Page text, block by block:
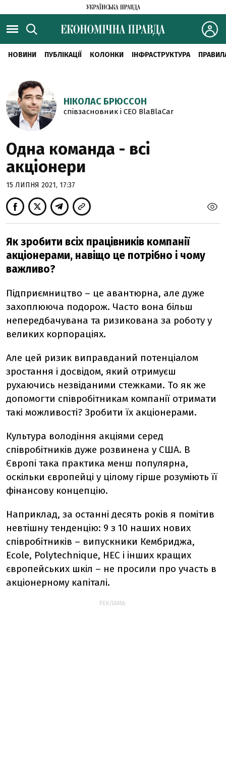
НОВИНИ ПУБЛІКАЦІЇ КОЛОНКИ ІНФРАСТРУКТУРА
НІКОЛАС БРЮССОН
співзасновник і CEO BlaBlaCar
Одна команда - всі
акціонери
15 ЛИПНЯ 2021, 17:37
Як зробити всіх працівників компанії
акціонерами, навіщо це потрібно і чому
важливо?
Підприємництво – це авантюрна, але дуже
захоплююча подорож. Часто вона більш
непередбачувана та ризикована за роботу у
великих корпораціях.
Але цей ризик виправданий потенціалом
зростання і досвідом, який отримуєш
рухаючись незвіданими стежками. То як же
допомогти співробітникам компанії отримати
такі можливості? Зробити їх акціонерами.
Культура володіння акціями серед
співробітників дуже розвинена у США. В
Європі така практика менш популярна,
оскільки європейці у цілому гірше розуміють її
фінансову концепцію.
Наприклад, за останні десять років я помітив
невтішну тенденцію: 9 з 10 наших нових
співробітників – випускники Кембриджа,
Ecole, Polytechnique, HEC і інших кращих
європейських шкіл – не просили про участь в
акціонерному капіталі.
РЕКЛАМА: